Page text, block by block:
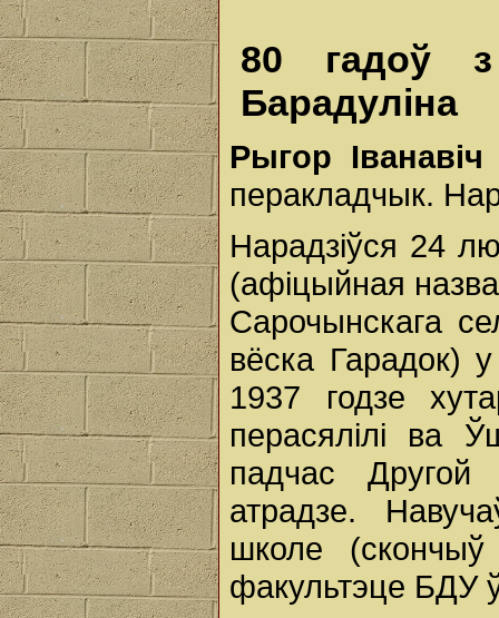
80 гадоў
Барадуліна
Рыгор
перакладчык.
Нарадзіўся 24
(афіцыйная
Сарочынскага
вёска Гарадок)
1937 годзе
перасялілі ва
падчас Другой
атрадзе.
школе
факультэце БДУ